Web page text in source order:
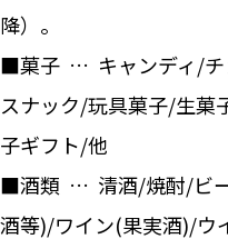
降）。
■菓子 … キャンディ/チ
スナック/玩具菓子/生菓
子ギフト/他
■酒類 … 清酒/焼酎/ビー
酒等)/ワイン(果実酒)/ウ